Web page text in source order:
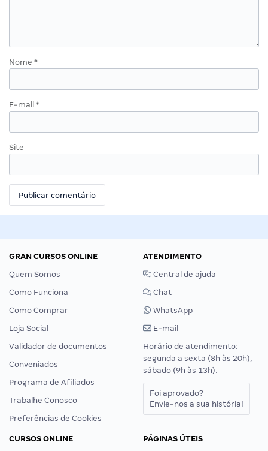
Nome *
E-mail *
Site
GRAN CURSOS ONLINE
Quem Somos
Como Funciona
Como Comprar
Loja Social
Validador de documentos
Conveniados
Programa de Afiliados
Trabalhe Conosco
Preferências de Cookies
ATENDIMENTO
Central de ajuda
Chat
WhatsApp
E-mail
Horário de atendimento:
segunda a sexta (8h às 20h),
sábado (9h às 13h).
Foi aprovado?
Envie-nos a sua história!
CURSOS ONLINE
PÁGINAS ÚTEIS